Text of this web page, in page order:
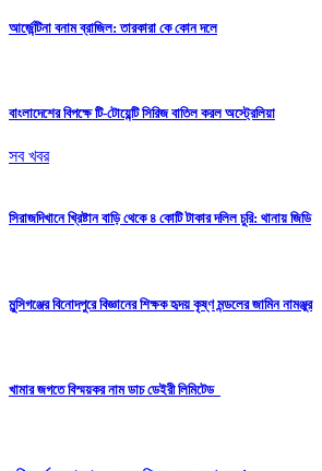
আর্জেন্টিনা বনাম ব্রাজিল: তারকারা কে কোন দলে
বাংলাদেশের বিপক্ষে টি-টোয়েন্টি সিরিজ বাতিল করল অস্ট্রেলিয়া
সব খবর
সিরাজদিখানে খ্রিষ্টান বাড়ি থেকে ৪ কোটি টাকার দলিল চুরি: থানায় জিডি
মুন্সিগঞ্জের বিনোদপুরে বিজ্ঞানের শিক্ষক হৃদয় কৃষ্ণ মন্ডলের জামিন নামঞ্জুর
খামার জগতে বিস্ময়কর নাম ডাচ ডেইরী লিমিটেড